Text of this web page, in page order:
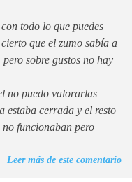
todo lo que puedes
que el zumo sabía a
sobre gustos no hay
no puedo valorarlas
estaba cerrada y el resto
funcionaban pero
Leer más de este comentario